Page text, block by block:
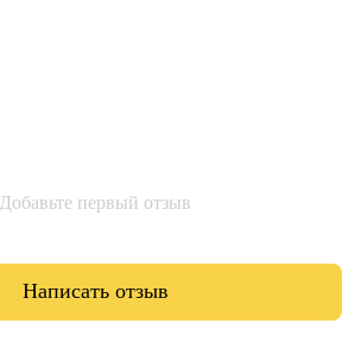
Добавьте первый отзыв
Написать отзыв